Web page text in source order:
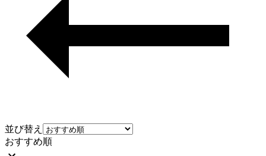
並び替え
おすすめ順